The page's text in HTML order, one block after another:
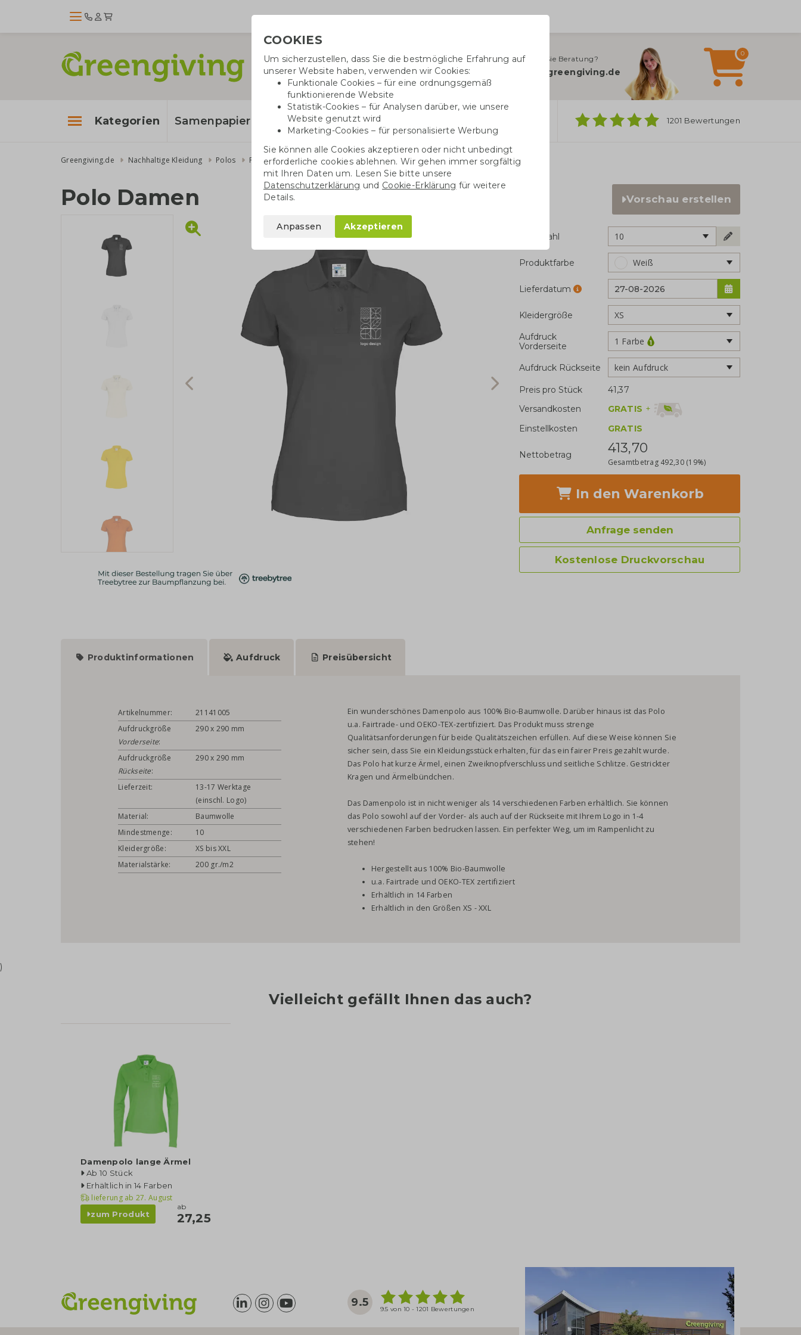
Benötigen Sie Beratung?
info@greengiving.de
0
Kategorien Samenpapier Baumwolltaschen 1201 Bewertungen
Greengiving.de Nachhaltige Kleidung Polos Polo Damen
Polo Damen Vorschau erstellen
Stückzahl 10
Produktfarbe Weiß
Lieferdatum
Kleidergröße
Aufdruck
Vorderseite
1 Farbe
Aufdruck Rückseite kein Aufdruck
Preis pro Stück
41,37
Versandkosten
GRATIS +
Einstellkosten
GRATIS
Nettobetrag 413,70
Gesamtbetrag 492,30 (19%)
In den Warenkorb
Anfrage senden
Kostenlose Druckvorschau
Produktinformationen Aufdruck Preisübersicht
Artikelnummer:
21141005
Aufdruckgröße
Vorderseite:
290 x 290 mm
Aufdruckgröße
Rückseite:
290 x 290 mm
Lieferzeit:
13-17 Werktage
(einschl. Logo)
Material:
Baumwolle
Mindestmenge:
10
Kleidergröße:
XS bis XXL
Materialstärke:
200 gr./m2
Ein wunderschönes Damenpolo aus 100% Bio-Baumwolle. Darüber hinaus ist das Polo
u.a. Fairtrade- und OEKO-TEX-zertifiziert. Das Produkt muss strenge
Qualitätsanforderungen für beide Qualitätszeichen erfüllen. Auf diese Weise können Sie
sicher sein, dass Sie ein Kleidungsstück erhalten, für das ein fairer Preis gezahlt wurde.
Das Polo hat kurze Ärmel, einen Zweiknopfverschluss und seitliche Schlitze. Gestrickter
Kragen und Ärmelbündchen.
Das Damenpolo ist in nicht weniger als 14 verschiedenen Farben erhältlich. Sie können
das Polo sowohl auf der Vorder- als auch auf der Rückseite mit Ihrem Logo in 1-4
verschiedenen Farben bedrucken lassen. Ein perfekter Weg, um im Rampenlicht zu
stehen!
Hergestellt aus 100% Bio-Baumwolle
u.a. Fairtrade und OEKO-TEX zertifiziert
Erhältlich in 14 Farben
Erhältlich in den Größen XS - XXL
)
Vielleicht gefällt Ihnen das auch?
Damenpolo lange Ärmel
Ab 10 Stück
Erhältlich in 14 Farben
lieferung ab 27. August
zum Produkt
ab
27,25
9.5
9.5 von 10 - 1201 Bewertungen
COOKIES
Um sicherzustellen, dass Sie die bestmögliche Erfahrung auf
unserer Website haben, verwenden wir Cookies:
Funktionale Cookies – für eine ordnungsgemäß
funktionierende Website
Statistik-Cookies – für Analysen darüber, wie unsere
Website genutzt wird
Marketing-Cookies – für personalisierte Werbung
Sie können alle Cookies akzeptieren oder nicht unbedingt
erforderliche cookies ablehnen. Wir gehen immer sorgfältig
mit Ihren Daten um. Lesen Sie bitte unsere
Datenschutzerklärung und Cookie-Erklärung für weitere
Details.
Anpassen Akzeptieren